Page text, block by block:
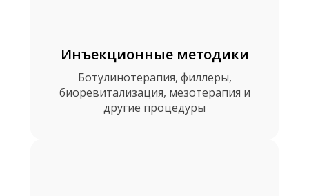
Инъекционные методики
Ботулинотерапия, филлеры,
биоревитализация, мезотерапия и
другие процедуры